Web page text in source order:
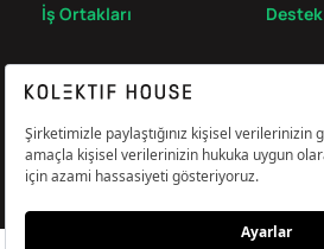
İş Ortakları Destek